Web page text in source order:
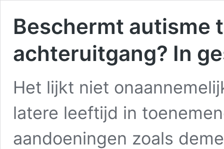
Beschermt autisme
achteruitgang? In
Het lijkt niet
latere leeftijd in
aandoeningen zoals